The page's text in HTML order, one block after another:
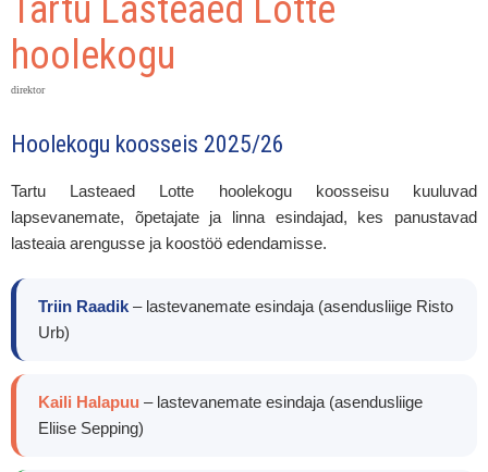
(asendusliige Marli Kalde) Piret
Reimal – õpetajate esindaja
(asendusliige Agnes Purik) Triin
esinaine: Kersti Kekkonen
Aseesinaine: Liis Pariis
Hoolekogu koosseis (PDF) ↓
Tartu Lasteaed Lotte hoolekogu
Tartu Lasteaed Lotte
hoolekogu
direktor
Hoolekogu koosseis 2025/26
Tartu Lasteaed Lotte hoolekogu koosseisu kuuluvad
lapsevanemate, õpetajate ja linna esindajad, kes panustavad
lasteaia arengusse ja koostöö edendamisse.
Triin Raadik – lastevanemate esindaja (asendusliige Risto
Urb)
Kaili Halapuu – lastevanemate esindaja (asendusliige
Eliise Sepping)